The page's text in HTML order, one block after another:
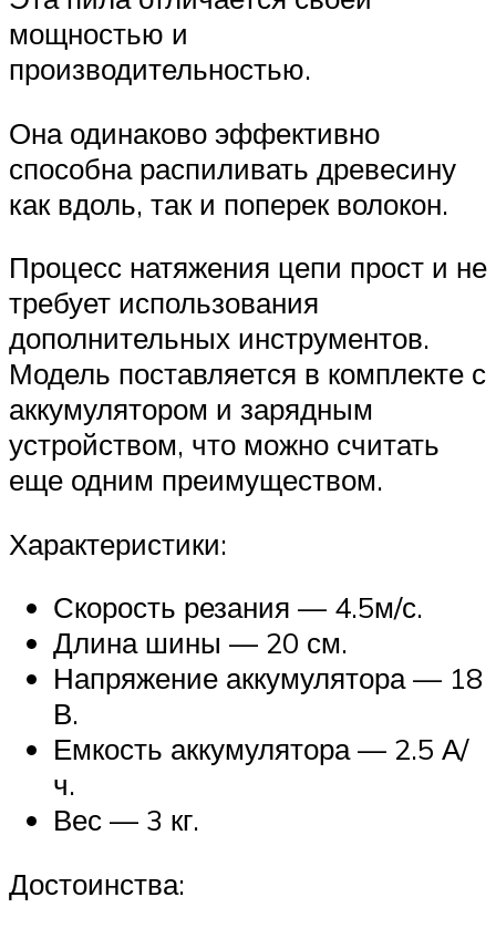
мощностью и
производительностью.
Она одинаково эффективно
способна распиливать древесину
как вдоль, так и поперек волокон.
Процесс натяжения цепи прост и не
требует использования
дополнительных инструментов.
Модель поставляется в комплекте с
аккумулятором и зарядным
устройством, что можно считать
еще одним преимуществом.
Характеристики:
Скорость резания — 4.5м/с.
Длина шины — 20 см.
Напряжение аккумулятора — 18
В.
Емкость аккумулятора — 2.5 А/
ч.
Вес — 3 кг.
Достоинства: